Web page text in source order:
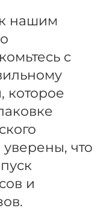
нашим
с
которое
что
и